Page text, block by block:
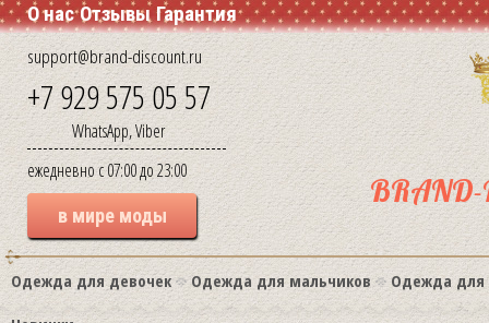
О нас Отзывы Гарантия
support@brand-discount.ru
+7 929 575 05 57
WhatsApp, Viber
ежедневно с 07:00 до 23:00
в мире моды
BRAND-
Одежда для девочек Одежда для мальчиков
Одежда для